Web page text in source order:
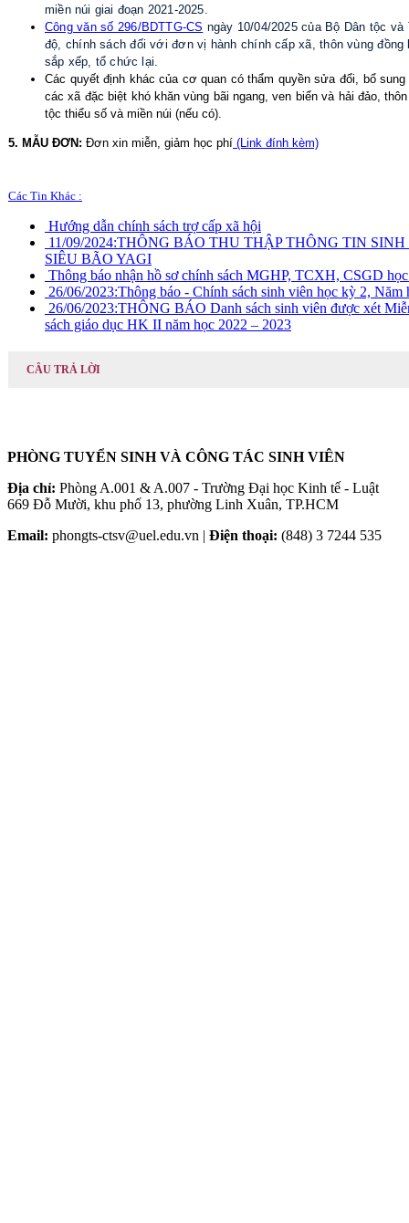
miền núi giai đoạn 2021-2025.
Công văn số 296/BDTTG-CS ngày 10/04/2025 của Bộ Dân tộc
độ, chính sách đối với đơn vị hành chính cấp xã, thôn vùng đồng
sắp xếp, tổ chức lại.
Các quyết định khác của cơ quan có thẩm quyền sửa đổi, bổ
các xã đặc biệt khó khăn vùng bãi ngang, ven biển và hải đảo,
tộc thiểu số và miền núi (nếu có).
5. MẪU ĐƠN: Đơn xin miễn, giảm học phí (Link đính kèm)
Các Tin Khác :
Hướng dẫn chính sách trợ cấp xã hội
11/09/2024:THÔNG BÁO THU THẬP THÔNG TIN
SIÊU BÃO YAGI
Thông báo nhận hồ sơ chính sách MGHP, TCXH, CSGD
26/06/2023:Thông báo - Chính sách sinh viên học kỳ 2, Năm
26/06/2023:THÔNG BÁO Danh sách sinh viên được xét
sách giáo dục HK II năm học 2022 – 2023
CÂU TRẢ LỜI
PHÒNG TUYỂN SINH VÀ CÔNG TÁC SINH VIÊN
Địa chỉ: Phòng A.001 & A.007 - Trường Đại học Kinh tế - Luật
669 Đỗ Mười, khu phố 13, phường Linh Xuân, TP.HCM
Email: phongts-ctsv@uel.edu.vn | Điện thoại: (848) 3 7244 535